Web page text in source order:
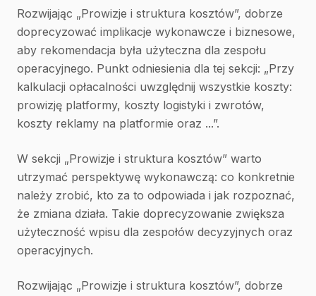
Rozwijając „Prowizje i struktura kosztów”, dobrze
doprecyzować implikacje wykonawcze i biznesowe,
aby rekomendacja była użyteczna dla zespołu
operacyjnego. Punkt odniesienia dla tej sekcji: „Przy
kalkulacji opłacalności uwzględnij wszystkie koszty:
prowizję platformy, koszty logistyki i zwrotów,
koszty reklamy na platformie oraz ...”.
W sekcji „Prowizje i struktura kosztów” warto
utrzymać perspektywę wykonawczą: co konkretnie
należy zrobić, kto za to odpowiada i jak rozpoznać,
że zmiana działa. Takie doprecyzowanie zwiększa
użyteczność wpisu dla zespołów decyzyjnych oraz
operacyjnych.
Rozwijając „Prowizje i struktura kosztów”, dobrze